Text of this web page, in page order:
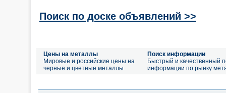
Поиск по доске объявлений >>
Цены на металлы
Мировые и российские цены на
черные и цветные металлы
Поиск информации
Быстрый и качественный
информации по рынку